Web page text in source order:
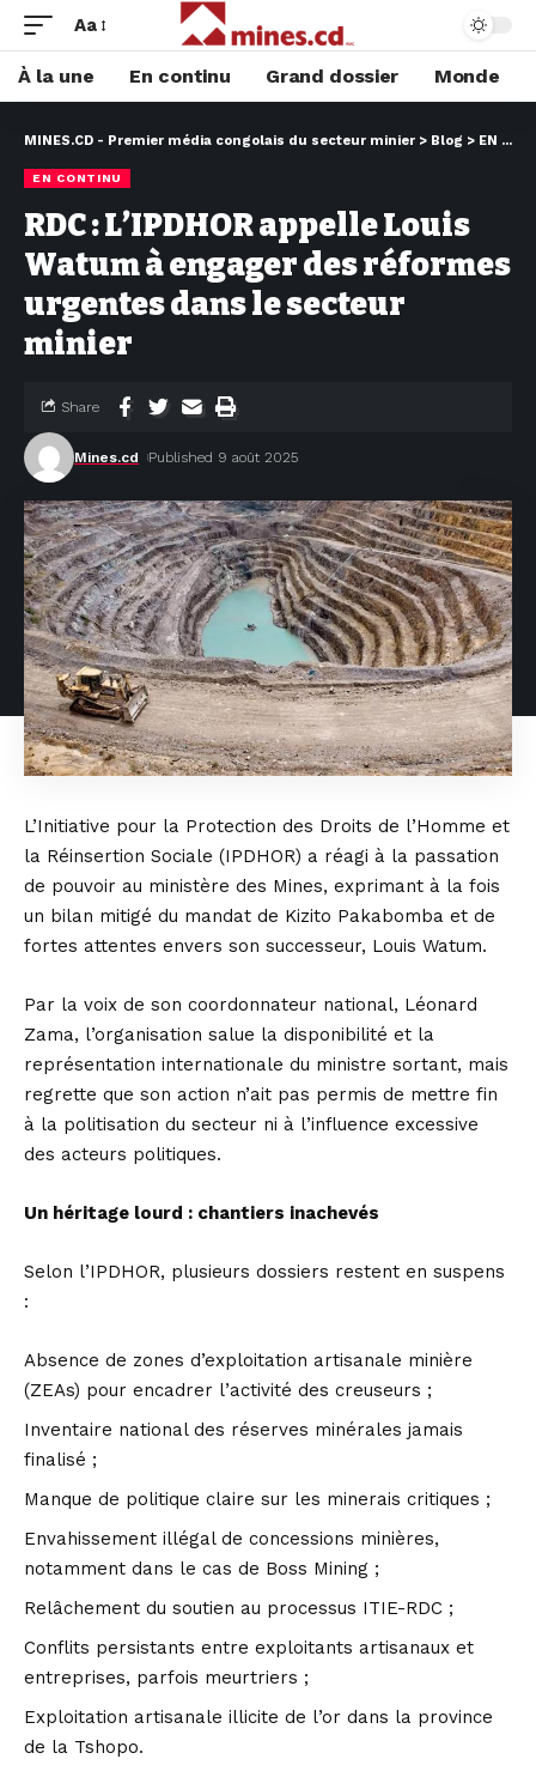
Aa
À la une En continu Grand dossier Monde
MINES.CD - Premier média congolais du secteur minier > Blog > EN CONTINU
EN CONTINU
RDC : L’IPDHOR appelle Louis
Watum à engager des réformes
urgentes dans le secteur
minier
Mines.cd Published 9 août 2025
Share
L’Initiative pour la Protection des Droits de l’Homme et
la Réinsertion Sociale (IPDHOR) a réagi à la passation
de pouvoir au ministère des Mines, exprimant à la fois
un bilan mitigé du mandat de Kizito Pakabomba et de
fortes attentes envers son successeur, Louis Watum.
Par la voix de son coordonnateur national, Léonard
Zama, l’organisation salue la disponibilité et la
représentation internationale du ministre sortant, mais
regrette que son action n’ait pas permis de mettre fin
à la politisation du secteur ni à l’influence excessive
des acteurs politiques.
Un héritage lourd : chantiers inachevés
Selon l’IPDHOR, plusieurs dossiers restent en suspens
:
Absence de zones d’exploitation artisanale minière
(ZEAs) pour encadrer l’activité des creuseurs ;
Inventaire national des réserves minérales jamais
finalisé ;
Manque de politique claire sur les minerais critiques ;
Envahissement illégal de concessions minières,
notamment dans le cas de Boss Mining ;
Relâchement du soutien au processus ITIE-RDC ;
Conflits persistants entre exploitants artisanaux et
entreprises, parfois meurtriers ;
Exploitation artisanale illicite de l’or dans la province
de la Tshopo.